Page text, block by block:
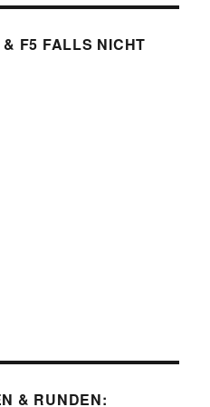
F5 FALLS NICHT
& RUNDEN: